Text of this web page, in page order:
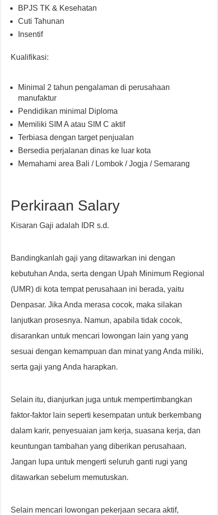
BPJS TK & Kesehatan
Cuti Tahunan
Insentif
Kualifikasi:
Minimal 2 tahun pengalaman di perusahaan
manufaktur
Pendidikan minimal Diploma
Memiliki SIM A atau SIM C aktif
Terbiasa dengan target penjualan
Bersedia perjalanan dinas ke luar kota
Memahami area Bali / Lombok / Jogja / Semarang
Perkiraan Salary
Kisaran Gaji adalah IDR s.d.
Bandingkanlah gaji yang ditawarkan ini dengan
kebutuhan Anda, serta dengan Upah Minimum Regional
(UMR) di kota tempat perusahaan ini berada, yaitu
Denpasar. Jika Anda merasa cocok, maka silakan
lanjutkan prosesnya. Namun, apabila tidak cocok,
disarankan untuk mencari lowongan lain yang yang
sesuai dengan kemampuan dan minat yang Anda miliki,
serta gaji yang Anda harapkan.
Selain itu, dianjurkan juga untuk mempertimbangkan
faktor-faktor lain seperti kesempatan untuk berkembang
dalam karir, penyesuaian jam kerja, suasana kerja, dan
keuntungan tambahan yang diberikan perusahaan.
Jangan lupa untuk mengerti seluruh ganti rugi yang
ditawarkan sebelum memutuskan.
Selain mencari lowongan pekerjaan secara aktif,